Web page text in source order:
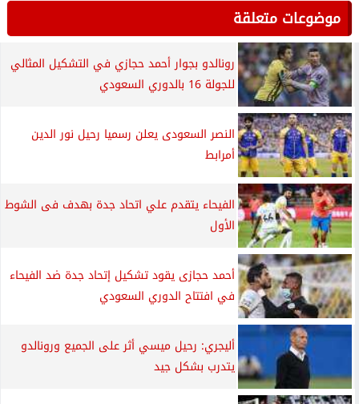
موضوعات متعلقة
رونالدو بجوار أحمد حجازي في التشكيل المثالي
للجولة 16 بالدوري السعودي
النصر السعودى يعلن رسميا رحيل نور الدين
أمرابط
الفيحاء يتقدم علي اتحاد جدة بهدف فى الشوط
الأول
أحمد حجازى يقود تشكيل إتحاد جدة ضد الفيحاء
في افتتاح الدوري السعودي
أليجري: رحيل ميسي أثر على الجميع ورونالدو
يتدرب بشكل جيد